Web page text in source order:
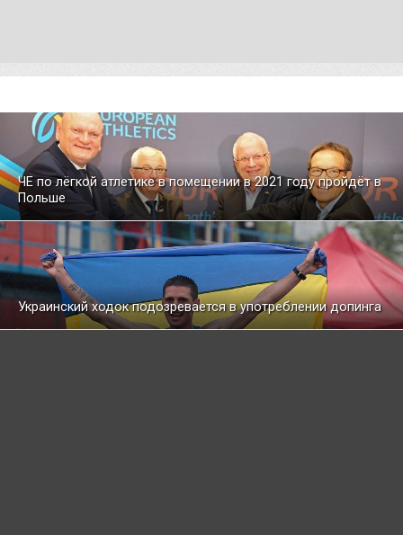
ЧЕ по лёгкой атлетике в помещении в 2021 году пройдёт в
Польше
Украинский ходок подозревается в употреблении допинга